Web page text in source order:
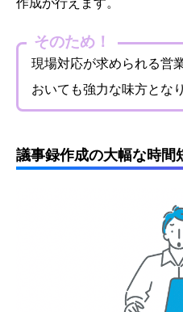
そのため！
現場対応が求められる営
おいても強力な味方とな
議事録作成の大幅な時間